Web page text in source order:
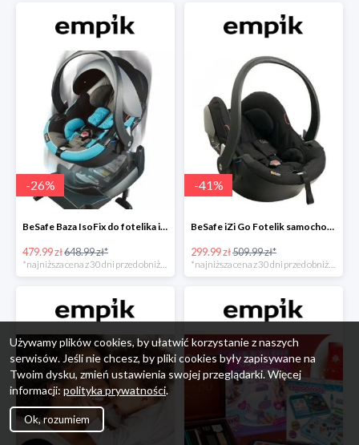
-26%
BeSafe Baza IsoFix do fotelika iZi Go -26%
479.99 zł648.99 zł*
*najniższa cena z 30 dni przed obniżką
-41%
BeSafe iZi Go Fotelik samochodowy, 0-13 kg, Czarny Cab -41%
299.99 zł509.99 zł*
*najniższa cena z 30 dni przed obniżką
Używamy plików cookies, by ułatwić korzystanie z naszych
serwisów. Jeśli nie chcesz, by pliki cookies były zapisywane na
Twoim dysku, zmień ustawienia swojej przeglądarki. Więcej
informacji: polityka prywatności.
Ok, rozumiem